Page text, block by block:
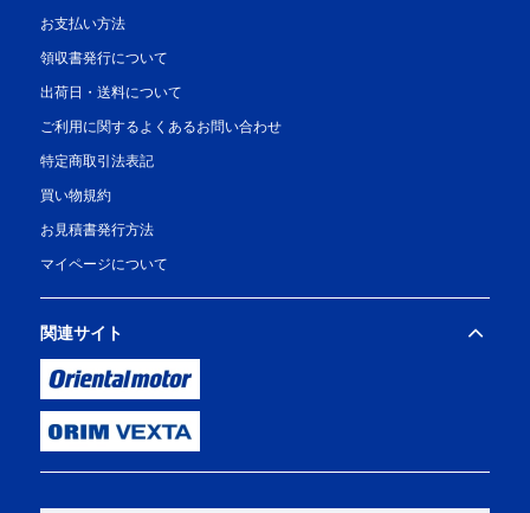
お支払い方法
領収書発行について
出荷日・送料について
ご利用に関するよくあるお問い合わせ
特定商取引法表記
買い物規約
お見積書発行方法
マイページについて
関連サイト